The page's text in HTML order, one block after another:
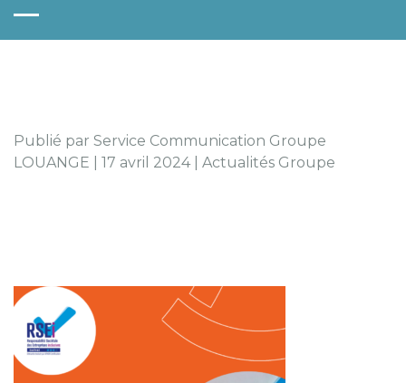
Publié par Service Communication Groupe
LOUANGE | 17 avril 2024 | Actualités Groupe